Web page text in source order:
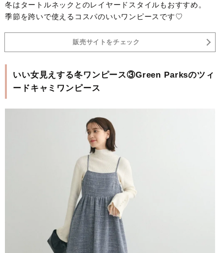
冬はタートルネックとのレイヤードスタイルもおすすめ。
季節を跨いで使えるコスパのいいワンピースです♡
販売サイトをチェック
いい女見えする冬ワンピース③Green Parksのツィ
ードキャミワンピース